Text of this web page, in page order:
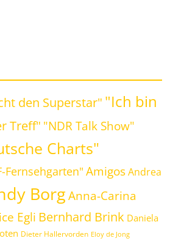
den Superstar" "Ich bin
Treff" "NDR Talk Show"
Charts"
Fernsehgarten" Amigos Andrea
Borg Anna-Carina
Egli Bernhard Brink Daniela
Dieter Hallervorden Eloy de Jong